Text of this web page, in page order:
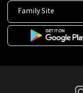
Family Site